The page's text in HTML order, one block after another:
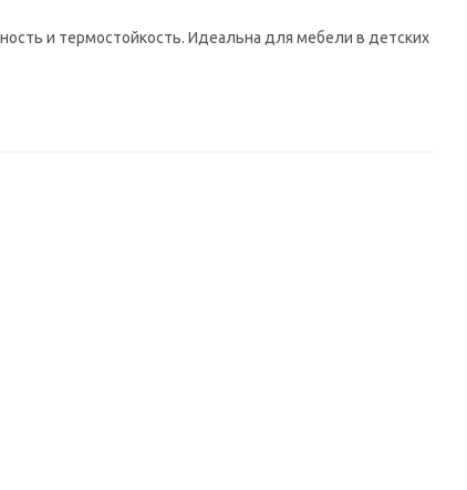
и термостойкость. Идеальна для мебели в детских